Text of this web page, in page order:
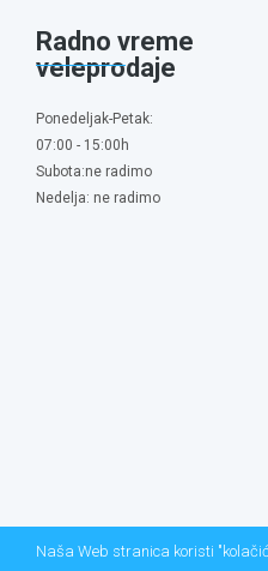
Radno vreme
veleprodaje
Ponedeljak-Petak:
07:00 - 15:00h
Subota:ne radimo
Nedelja: ne radimo
Naša Web stranica koristi